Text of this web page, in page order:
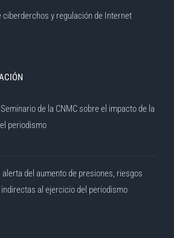
ciberderchos y regulación de Internet
de la CNMC sobre el impacto de la
periodismo
del aumento de presiones, riesgos
al ejercicio del periodismo